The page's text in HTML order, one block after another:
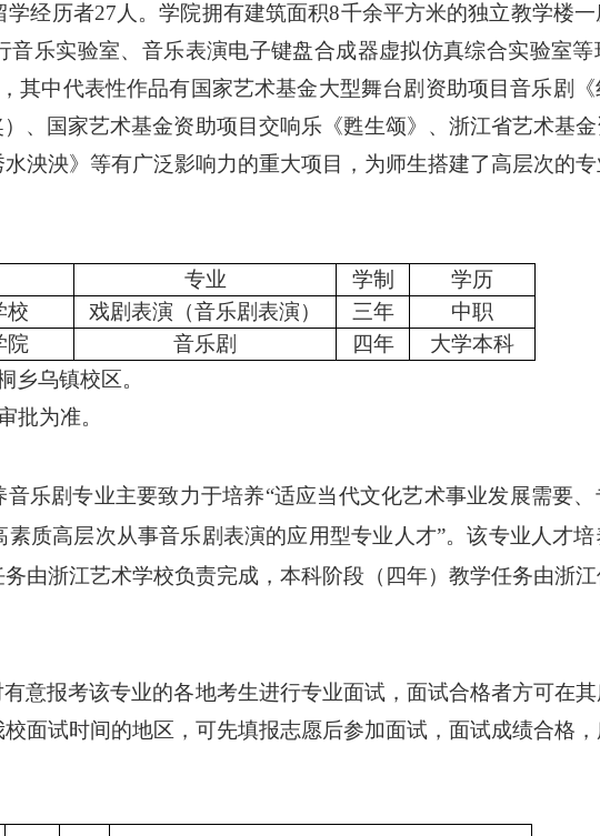
经历者27人。学院拥有建筑面积8千余平方米的独立教学楼一
乐实验室、音乐表演电子键盘合成器虚拟仿真综合实验室
其中代表性作品有国家艺术基金大型舞台剧资助项目音乐剧
、国家艺术基金资助项目交响乐《甦生颂》、浙江省艺术基
泱泱》等有广泛影响力的重大项目，为师生搭建了高层次的专
专业 学制
学历
校
戏剧表演（音乐剧表演） 三年
中职
院
音乐剧 四年
大学本科
乡乌镇校区。
为准。
乐剧专业主要致力于培养“适应当代文化艺术事业发展需要、
质高层次从事音乐剧表演的应用型专业人才”。该专业人才
由浙江艺术学校负责完成，本科阶段（四年）教学任务由浙
意报考该专业的各地考生进行专业面试，面试合格者方可在
面试时间的地区，可先填报志愿后参加面试，面试成绩合格